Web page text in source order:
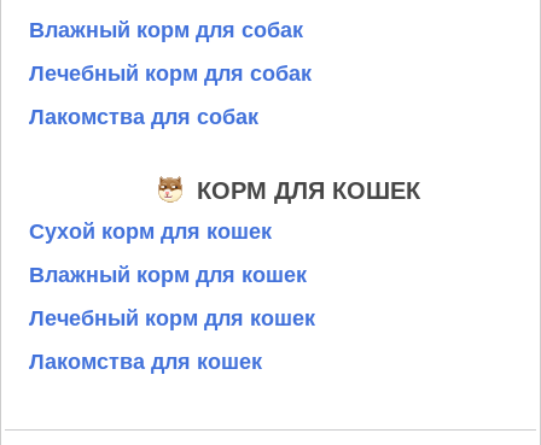
Влажный корм для собак
Лечебный корм для собак
Лакомства для собак
КОРМ ДЛЯ КОШЕК
Сухой корм для кошек
Влажный корм для кошек
Лечебный корм для кошек
Лакомства для кошек